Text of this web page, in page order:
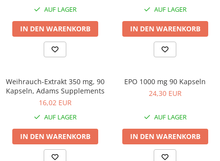
AUF LAGER
IN DEN WARENKORB
AUF LAGER
IN DEN WARENKORB
Weihrauch-Extrakt 350 mg, 90
Kapseln, Adams Supplements
16,02 EUR
AUF LAGER
IN DEN WARENKORB
EPO 1000 mg 90 Kapseln
24,30 EUR
AUF LAGER
IN DEN WARENKORB